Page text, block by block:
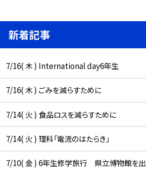
新着記事
7/16( 木 ) International day6年生
7/16( 木 ) ごみを減らすために
7/14( 火 ) 食品ロスを減らすために
7/14( 火 ) 理科「電流のはたらき」
7/10( 金 ) 6年生修学旅行 県立博物館を出